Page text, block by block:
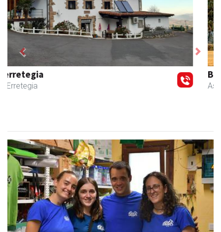
Bixente Otegi Lizaso S. L.
Asteasu
Previous Next